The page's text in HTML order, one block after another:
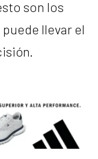
son los
llevar el